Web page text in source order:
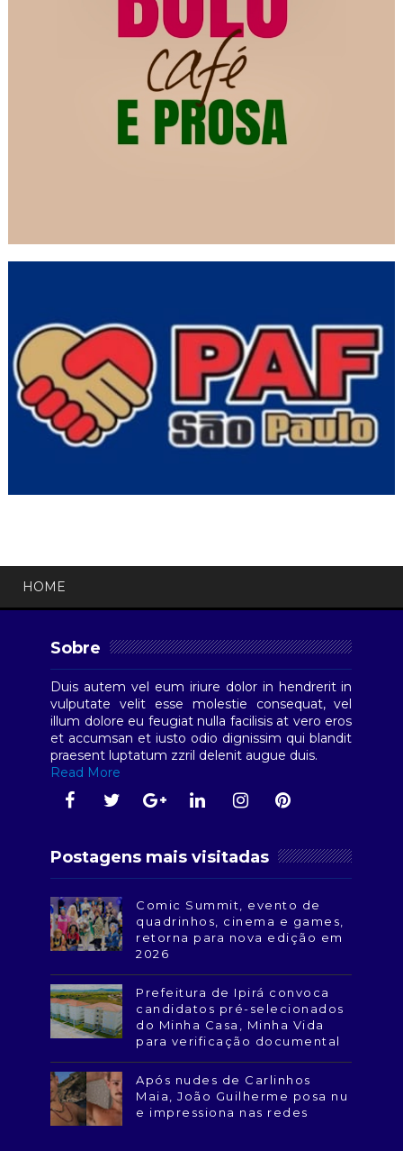
HOME
Sobre
Duis autem vel eum iriure dolor in hendrerit in
vulputate velit esse molestie consequat, vel
illum dolore eu feugiat nulla facilisis at vero eros
et accumsan et iusto odio dignissim qui blandit
praesent luptatum zzril delenit augue duis.
Read More
Postagens mais visitadas
Comic Summit, evento de
quadrinhos, cinema e games,
retorna para nova edição em
2026
Prefeitura de Ipirá convoca
candidatos pré-selecionados
do Minha Casa, Minha Vida
para verificação documental
Após nudes de Carlinhos
Maia, João Guilherme posa nu
e impressiona nas redes